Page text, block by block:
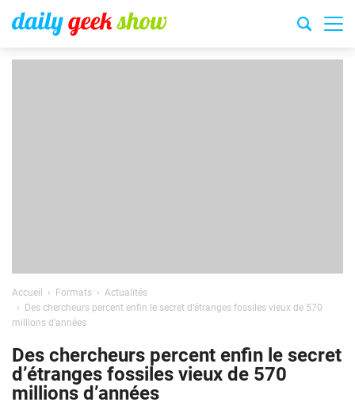
Accueil Formats
Actualités
Des chercheurs percent enfin le secret d’étranges fossiles vieux de 570
millions d’années
Des chercheurs percent enfin le secret
d’étranges fossiles vieux de 570
millions d’années